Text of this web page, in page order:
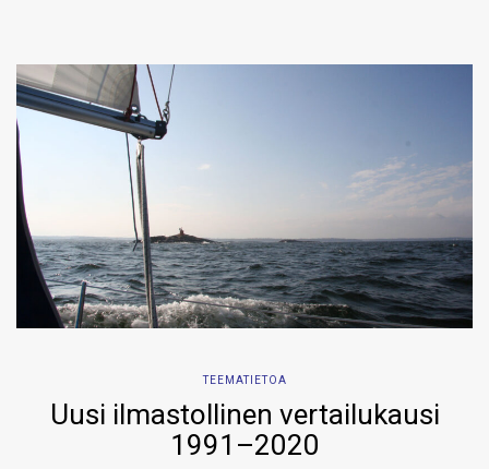
TEEMATIETOA
Uusi ilmastollinen vertailukausi
1991–2020